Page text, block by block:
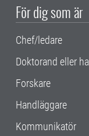
För dig som är
Chef/ledare
Doktorand eller
Forskare
Handläggare
Kommunikatör